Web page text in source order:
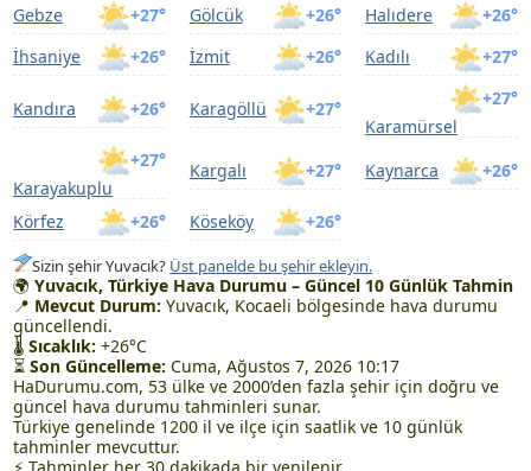
+27°
Gebze +26°
Gölcük +26°
Halıdere
+26°
İhsaniye +26°
İzmit +27°
Kadılı
+26°
Kandıra +27°
Karagöllü
+27°
Karamürsel
+27°
Karayakuplu
+27°
Kargalı +26°
Kaynarca
+26°
Körfez +26°
Köseköy
Sizin şehir Yuvacık? Üst panelde bu şehir ekleyin.
🌍Yuvacık, Türkiye Hava Durumu – Güncel 10 Günlük Tahmin
📍 Mevcut Durum: Yuvacık, Kocaeli bölgesinde hava durumu
güncellendi.
🌡Sıcaklık: +26°C
⏳Son Güncelleme: Cuma, Ağustos 7, 2026 10:17
HaDurumu.com, 53 ülke ve 2000’den fazla şehir için doğru ve
güncel hava durumu tahminleri sunar.
Türkiye genelinde 1200 il ve ilçe için saatlik ve 10 günlük
tahminler mevcuttur.